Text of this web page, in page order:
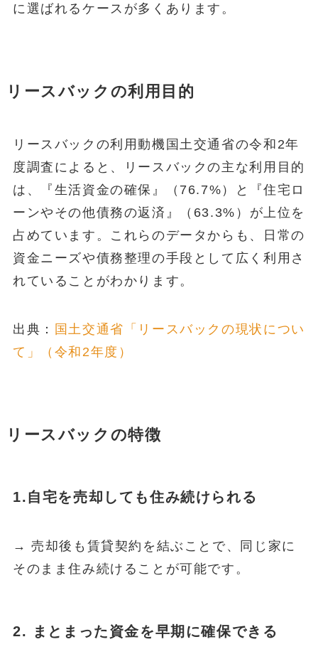
に選ばれるケースが多くあります。
リースバックの利用目的
リースバックの利用動機国土交通省の令和2年
度調査によると、リースバックの主な利用目的
は、『生活資金の確保』（76.7%）と『住宅ロ
ーンやその他債務の返済』（63.3%）が上位を
占めています。これらのデータからも、日常の
資金ニーズや債務整理の手段として広く利用さ
れていることがわかります。
出典： 国土交通省「リースバックの現状につい
て」（令和2年度）
リースバックの特徴
1.自宅を売却しても住み続けられる
→ 売却後も賃貸契約を結ぶことで、同じ家に
そのまま住み続けることが可能です。
2. まとまった資金を早期に確保できる